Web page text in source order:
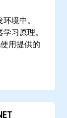
境中。
习原理。
用提供的
型的准确
他数据科学